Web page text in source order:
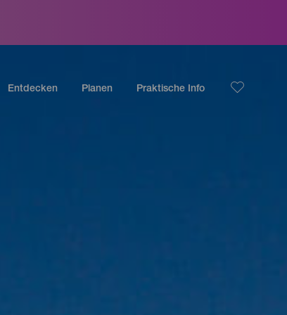
Entdecken Planen Praktische Info